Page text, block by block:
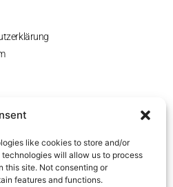
like cookies to store and/or
will allow us to process
this site. Not consenting or
features and functions.